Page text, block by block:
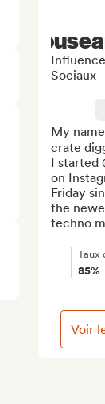
Sociaux
My
crate
I started
on
Friday
the
techno
Taux
85%
Voir